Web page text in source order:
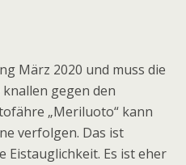
März 2020 und muss die
knallen gegen den
„Meriluoto“ kann
verfolgen. Das ist
Eistauglichkeit. Es ist eher